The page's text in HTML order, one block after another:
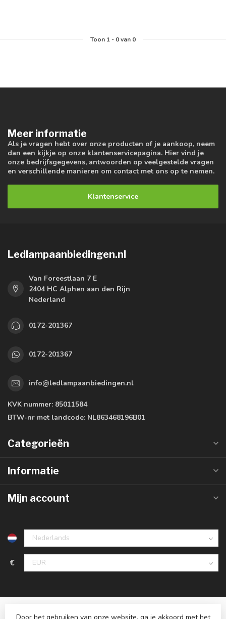
Toon 1- 0van 0
Meer informatie
Als je vragen hebt over onze producten of je aankoop, neem
dan een kijkje op onze klantenservicepagina. Hier vind je
onze bedrijfsgegevens, antwoorden op veelgestelde vragen
en verschillende manieren om contact met ons op te nemen.
Klantenservice
Ledlampaanbiedingen.nl
Van Foreestlaan 7 E
2404 HC Alphen aan den Rijn
Nederland
0172-201367
0172-201367
info@ledlampaanbiedingen.nl
KVK nummer: 85011584
BTW-nr met landcode: NL863468196B01
Categorieën
Informatie
Mijn account
€